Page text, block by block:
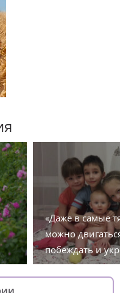
«Даже в самые
можно
побеждать и